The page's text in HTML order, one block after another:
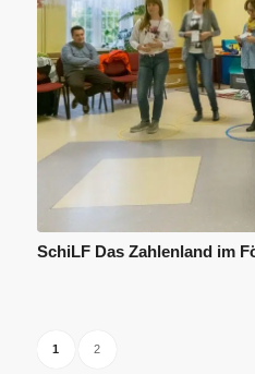
SchiLF Das Zahlenland im
1 2